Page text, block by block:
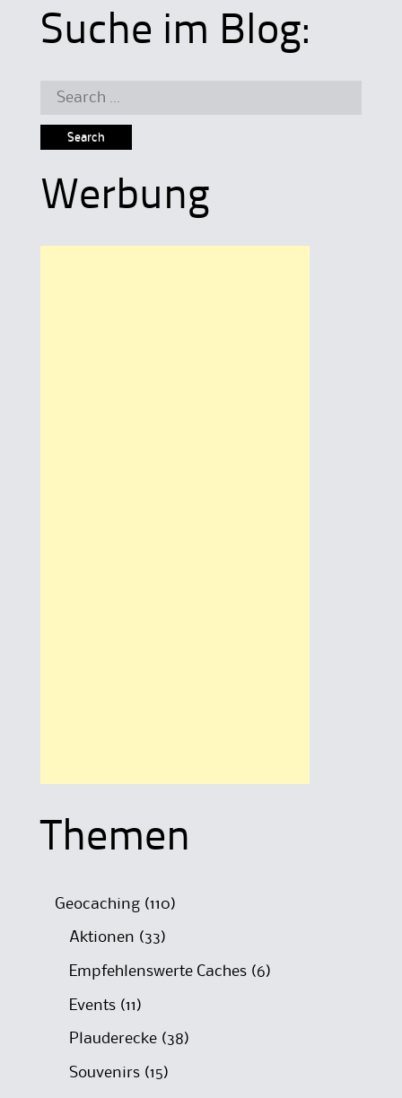
Suche im Blog:
Search
Werbung
Themen
Geocaching(110)
Aktionen (33)
Empfehlenswerte Caches(6)
Events(11)
Plauderecke(38)
Souvenirs(15)